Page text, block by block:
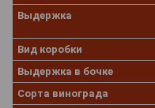
Выдержка
Вид коробки
Выдержка в бочке
Сорта винограда